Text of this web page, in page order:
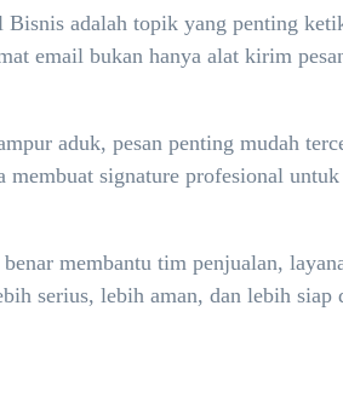
adalah topik yang penting
email bukan hanya alat kirim
aduk, pesan penting mudah
membuat signature profesional
membantu tim penjualan,
serius, lebih aman, dan lebih